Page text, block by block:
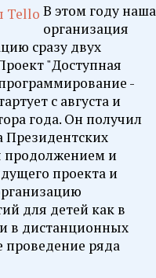
В этом году наша
организация
сразу двух
"Доступная
-
с августа и
года. Он получил
продолжением и
проекта и
для детей как в
в дистанционных
проведение ряда